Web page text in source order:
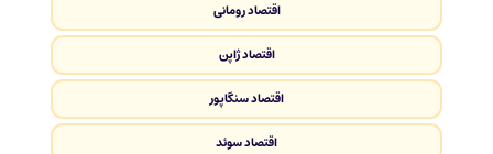
اقتصاد رومانی
اقتصاد ژاپن
اقتصاد سنگاپور
اقتصاد سوئد